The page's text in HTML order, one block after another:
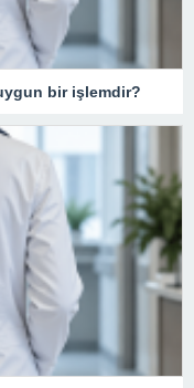
bir işlemdir?